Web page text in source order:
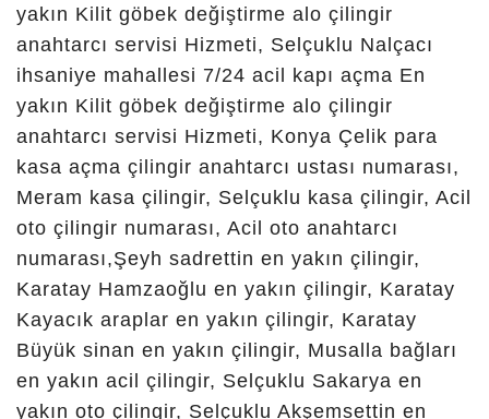
konya 7/24
çilingir
Konya Karatay, Acıdort
Çilingir, Ağsaklı Çilingir,
Akabe Çilingir, Akbaş
Çilingir, Akçeşme Çilingir,
Akifpaşa Çilingir,
Akörenkışla Çilingir,
Aziziye Çilingir, Bakırtolu